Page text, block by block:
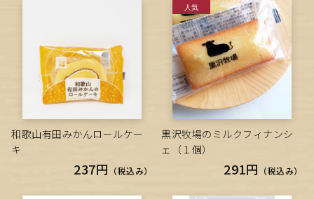
和歌山有田みかんロールケー
キ
237円 （税込み）
黒沢牧場のミルクフィナンシ
ェ（１個）
291円 （税込み）